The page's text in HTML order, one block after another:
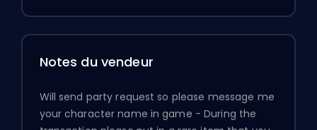
Notes du vendeur
Will send party request so please message me
your character name in game - During the